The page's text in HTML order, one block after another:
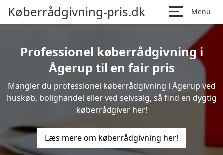
Køberrådgivning-pris.dk Menu
Professionel køberrådgivning i
Ågerup til en fair pris
Mangler du professionel køberrådgivning i Ågerup ved
huskøb, bolighandel eller ved selvsalg, så find en dygtig
køberrådgiver her!
Læs mere om køberrådgivning her!